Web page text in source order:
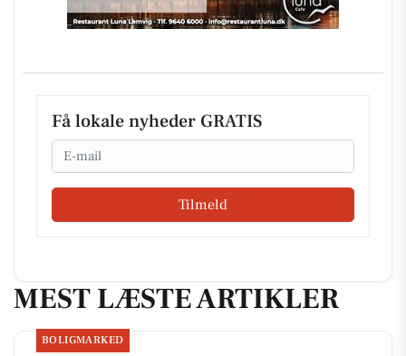
Få lokale nyheder GRATIS
Email
Tilmeld
MEST LÆSTE ARTIKLER
BOLIGMARKED